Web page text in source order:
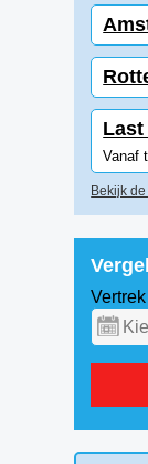
Last
Vanaf
Bekijk
Vertrek